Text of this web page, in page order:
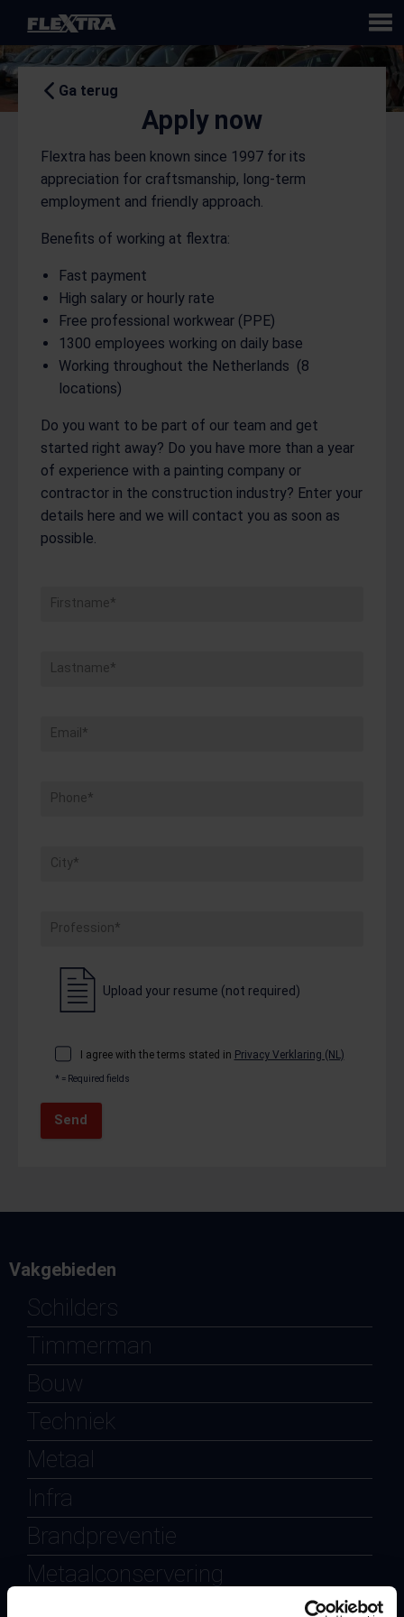
Flextra
Ga terug
Apply now
Flextra has been known since 1997 for its
appreciation for craftsmanship, long-term
employment and friendly approach.
Benefits of working at flextra:
Fast payment
High salary or hourly rate
Free professional workwear (PPE)
1300 employees working on daily base
Working throughout the Netherlands (8
locations)
Do you want to be part of our team and get
started right away? Do you have more than a year
of experience with a painting company or
contractor in the construction industry? Enter your
details here and we will contact you as soon as
possible.
Firstname*
Lastname*
Email*
Phone*
City*
Profession*
Upload your resume (not required)
I agree with the terms stated in Privacy Verklaring (NL)
* = Required fields
Send
Vakgebieden
Schilders
Timmerman
Bouw
Techniek
Metaal
Infra
Brandpreventie
Metaalconservering